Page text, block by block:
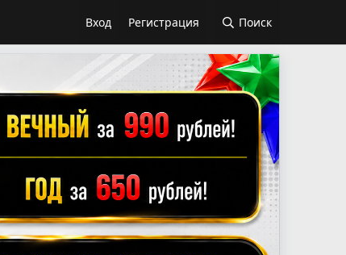
Вход Регистрация Поиск